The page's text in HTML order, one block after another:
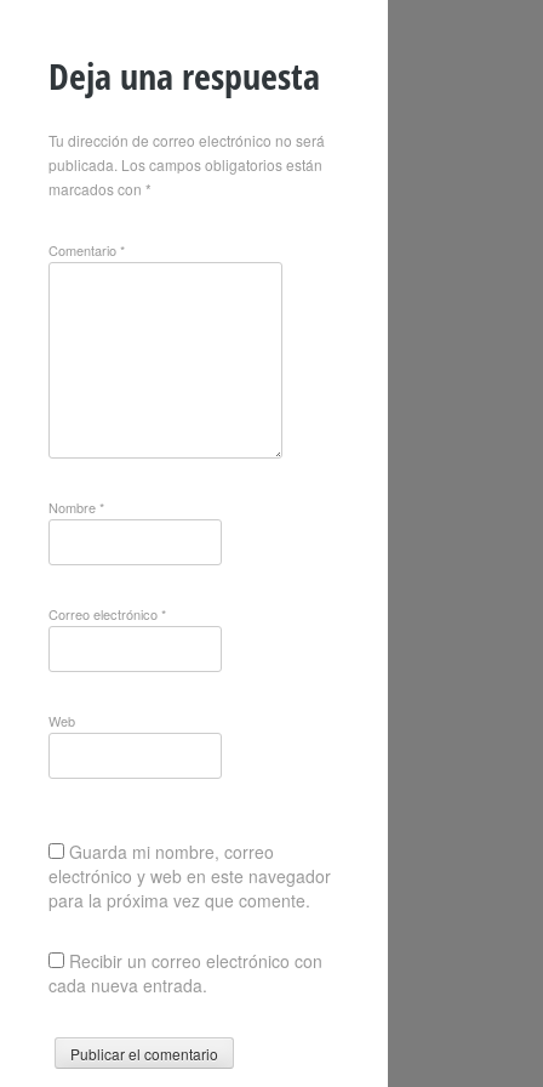
Deja una respuesta
Tu dirección de correo electrónico no será
publicada. Los campos obligatorios están
marcados con *
Comentario*
Nombre*
Correo electrónico*
Web
Guarda mi nombre, correo
electrónico y web en este navegador
para la próxima vez que comente.
Recibir un correo electrónico con
cada nueva entrada.